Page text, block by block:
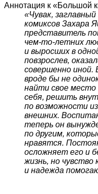
Аннотация к «Большой
«Чувак,
комиксов Захара
представитель
чем-то-летних
и выросших в
повзрослев,
совершенно иной.
вроде бы не
найти свое место
себя, решить
по возможности
внешних.
теперь он
по другим,
нравятся.
осложняет его и
жизнь, но
и надежда